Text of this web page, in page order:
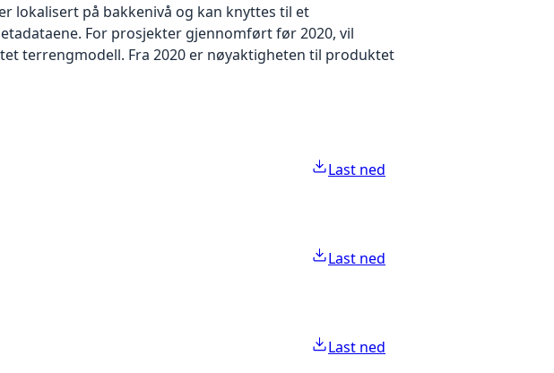
lokalisert på bakkenivå og kan knyttes til et
For prosjekter gjennomført før 2020, vil
terrengmodell. Fra 2020 er nøyaktigheten til produktet
Last ned
Last ned
Last ned